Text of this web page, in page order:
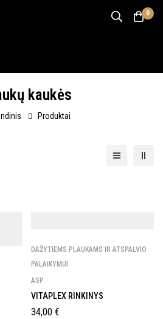
0
kaukės
Produktai
DAŽYTIEMS PLAUKAMS IR ATSPALVIO
PALAIKYMUI
ASP
VITAPLEX RINKINYS
34,00 €